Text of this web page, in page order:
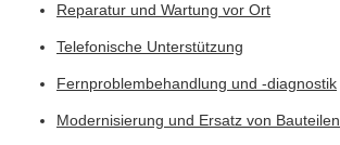
Reparatur und Wartung vor Ort
Telefonische Unterstützung
Fernproblembehandlung und -diagnostik
Modernisierung und Ersatz von Bauteilen